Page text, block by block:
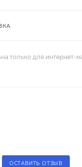
только для интернет-
ОСТАВИТЬ ОТЗЫВ